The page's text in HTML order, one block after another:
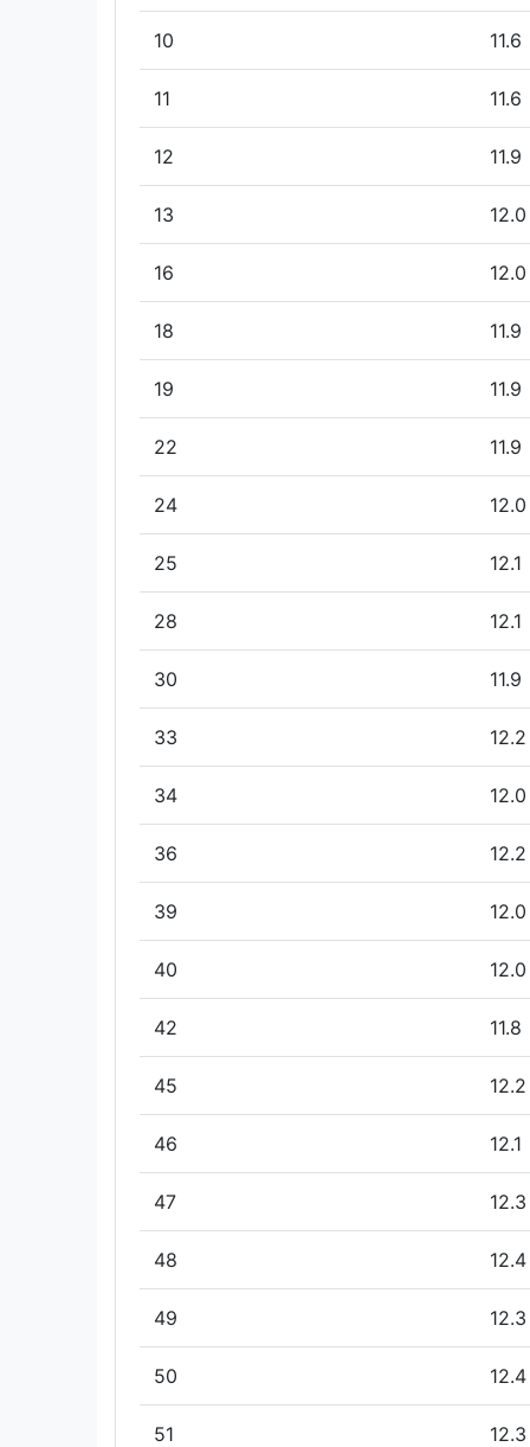
10 11.6
11 11.6
12 11.9
13 12.0
16 12.0
18 11.9
19 11.9
22 11.9
24 12.0
25 12.1
28 12.1
30 11.9
33 12.2
34 12.0
36 12.2
39 12.0
40 12.0
42 11.8
45 12.2
46 12.1
47 12.3
48 12.4
49 12.3
50 12.4
51 12.3